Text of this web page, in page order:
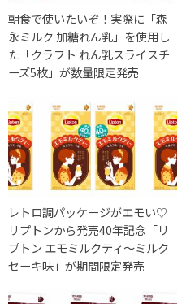
朝食で使いたいぞ！実際に「森
永ミルク 加糖れん乳」を使用し
た「クラフト れん乳スライスチ
ーズ5枚」が数量限定発売
レトロ調パッケージがエモい♡
リプトンから発売40年記念「リ
プトン エモミルクティ～ミルク
セーキ味」が期間限定発売